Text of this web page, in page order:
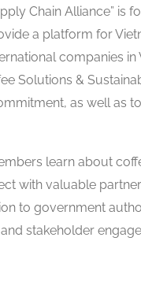
Chain Alliance” is
a platform for
companies in
Solutions &
as well as
learn about
with valuable
to government
stakeholder